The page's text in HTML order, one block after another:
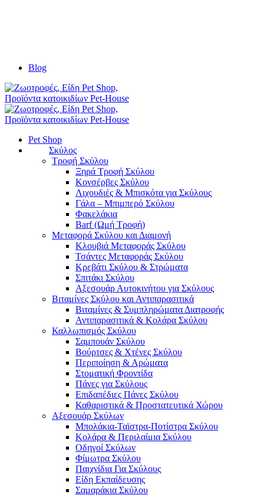
Blog
Pet Shop
Σκύλος
Τροφή Σκύλου
Ξηρά Τροφή Σκύλου
Κονσέρβες Σκύλου
Λιχουδιές & Μπισκότα για Σκύλους
Γάλα – Μπιμπερό Σκύλου
Φακελάκια
Barf (Ωμή Τροφή)
Μεταφορά Σκύλου και Διαμονή
Κλουβιά Μεταφοράς Σκύλου
Τσάντες Μεταφοράς Σκύλου
Κρεβάτι Σκύλου & Στρώματα
Σπιτάκι Σκύλου
Αξεσουάρ Αυτοκινήτου για Σκύλους
Βιταμίνες Σκύλου και Αντιπαρασιτικά
Βιταμίνες & Συμπληρώματα Διατροφής
Αντιπαρασιτικά & Κολάρα Σκύλου
Καλλωπισμός Σκύλου
Σαμπουάν Σκύλου
Βούρτσες & Χτένες Σκύλου
Περιποίηση & Αρώματα
Στοματική Φροντίδα
Πάνες για Σκύλους
Επιδαπέδιες Πάνες Σκύλου
Καθαριστικά & Προστατευτικά Χώρου
Αξεσουάρ Σκύλων
Μπολάκια-Ταϊστρα-Ποτίστρα Σκύλου
Κολάρα & Περιλαίμια Σκύλου
Οδηγοί Σκύλων
Φίμωτρα Σκύλου
Παιχνίδια Για Σκύλους
Είδη Εκπαίδευσης
Σαμαράκια Σκύλου